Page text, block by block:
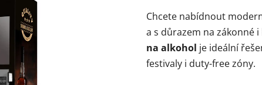
Chcete nabídnout
a s důrazem na zákonné
na alkohol je ideální
festivaly i duty-free zóny.